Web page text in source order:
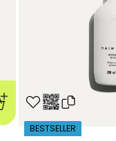
BESTSELLER